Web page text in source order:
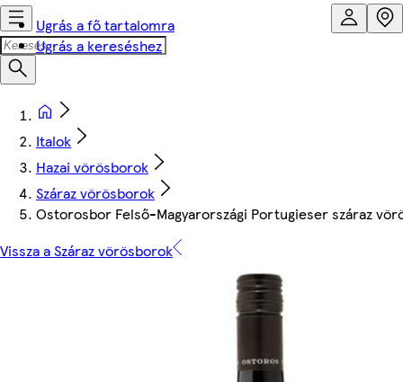
Ugrás a fő tartalomra
Ugrás a kereséshez
Italok
Hazai vörösborok
Száraz vörösborok
Ostorosbor Felső-Magyarországi Portugieser száraz
Vissza a Száraz vörösborok